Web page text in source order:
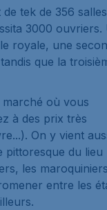
tek de 356
3000 ouvriers.
royale, une
que la
marché où vous
à des prix très
On y vient
pittoresque du lieu
les
entre les